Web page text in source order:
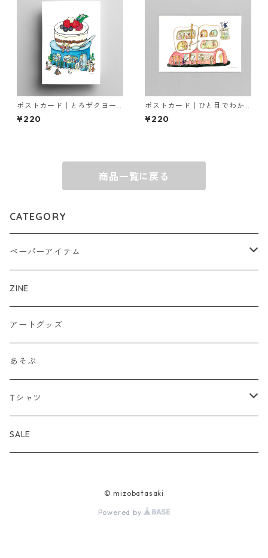
ポストカード｜とろザクヨー
グルトパフェ
¥220
ポストカード｜ひと目でわか
るDENTAL CLINIC
¥220
商品一覧に戻る
CATEGORY
ペーパーアイテム
ポストカード
グリーティングカード
カード封筒セット
セレクトセット
カレンダー
ZINE
アートグッズ
あそぶ
Tシャツ
Tシャツ
SALE
© mizobatasaki
Powered by